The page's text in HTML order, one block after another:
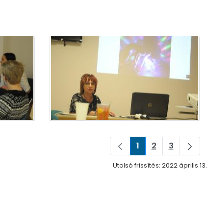
Oldal
1 Oldal
2 Oldal
3
Utolsó frissítés: 2022 április 13.